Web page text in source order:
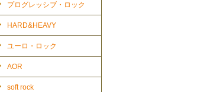
プログレッシブ・ロック
HARD&HEAVY
ユーロ・ロック
AOR
soft rock